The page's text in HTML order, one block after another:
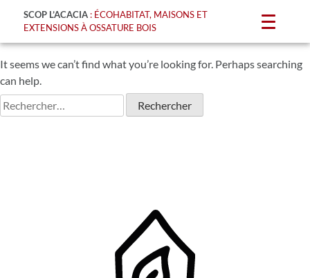
SCOP L’ACACIA: ÉCOHABITAT, MAISONS ET
EXTENSIONS À OSSATURE BOIS
NOTHING FOUND
It seems we can’t find what you’re looking for. Perhaps searching
can help.
Rechercher :